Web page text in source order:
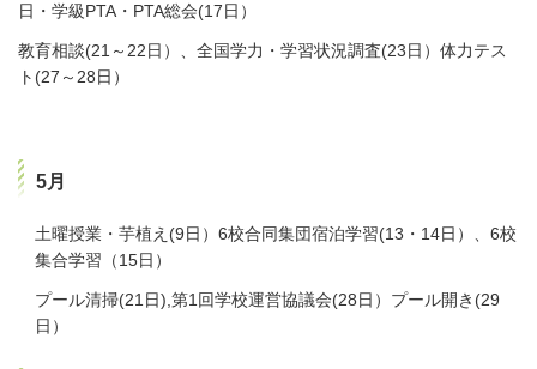
日・学級PTA・PTA総会(17日）
教育相談(21～22日）、全国学力・学習状況調査(23日）体力テス
ト(27～28日）
5月
土曜授業・芋植え(9日）6校合同集団宿泊学習(13・14日）、6校
集合学習（15日）
プール清掃(21日),第1回学校運営協議会(28日）プール開き(29
日）